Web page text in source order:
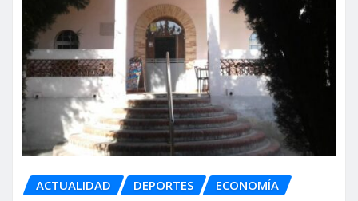
ACTUALIDAD DEPORTES ECONOMÍA